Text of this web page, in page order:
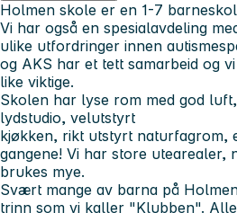
Holmen skole er en 1-7
Vi har også en spesialavdeling
ulike utfordringer innen
og AKS har et tett samarbeid og
like viktige.
Skolen har lyse rom med god
lydstudio, velutstyrt
kjøkken, rikt utstyrt naturfagrom,
gangene! Vi har store
brukes mye.
Svært mange av barna på
trinn som vi kaller "Klubben".